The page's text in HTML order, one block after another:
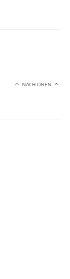
NACH OBEN